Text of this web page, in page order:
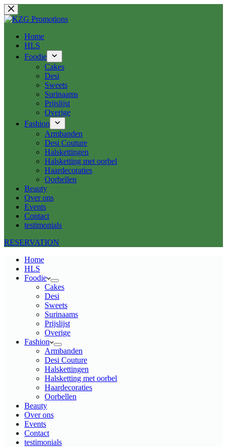
Ga
naar
inhoudHome
HLS
Foodie
Cakes
Desi
Sweets
Surinaams
Prijslijst
Overige
Fashion
Armbanden
Desi Couture
Halskettingen
Halsketting met oorbel
Haardecoraties
Oorbellen
Beauty
Over ons
Events
Contact
testimonials
RESERVATION
Home
HLS
Foodie
Cakes
Desi
Sweets
Surinaams
Prijslijst
Overige
Fashion
Armbanden
Desi Couture
Halskettingen
Halsketting met oorbel
Haardecoraties
Oorbellen
Beauty
Over ons
Events
Contact
testimonials